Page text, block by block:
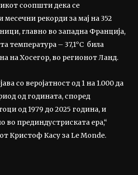
соопшти дека се
рекорди за мај на 352
главно во западна Франција,
температура – 37,1°C била
на Хосегор, во регионот Ланд.
со веројатност од 1 на 1.000 да
од годината, според
од 1979 до 2025 година, и
во прединдустриската ера,“
Кристоф Касу за Le Monde.